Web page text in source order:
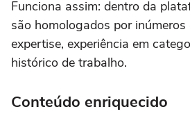
Funciona assim: dentro da
são homologados por
expertise, experiência em
histórico de trabalho.
Conteúdo enriquecido